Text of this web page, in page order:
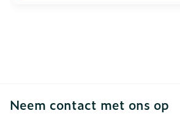
Neem contact met ons op